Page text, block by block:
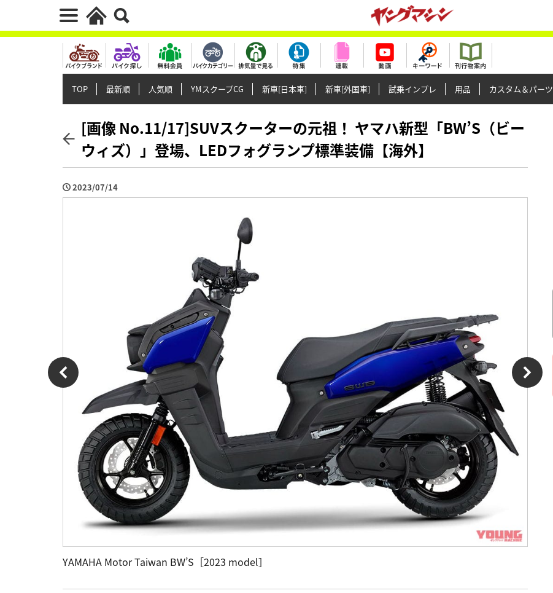
TOP 最新順 人気順 YMスクープCG 新車[日本車] 新車[外国車] 試乗インプレ 用品 カスタム＆パーツ
[画像 No.11/17]SUVスクーターの元祖！ ヤマハ新型「BW’S（ビー
ウィズ）」登場、LEDフォグランプ標準装備【海外】
2023/07/14
YAMAHA Motor Taiwan BW’S［2023 model］